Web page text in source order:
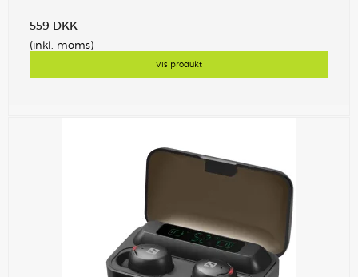
559 DKK
(inkl. moms)
Vis produkt